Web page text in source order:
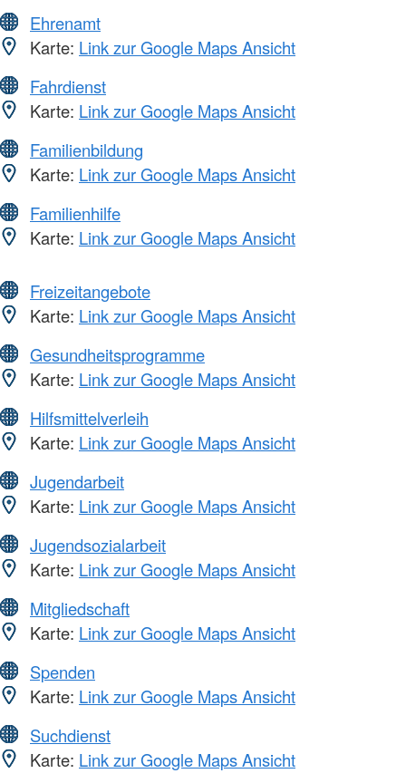
Ehrenamt
Karte: Link zur Google Maps Ansicht
Fahrdienst
Karte: Link zur Google Maps Ansicht
Familienbildung
Karte: Link zur Google Maps Ansicht
Familienhilfe
Karte: Link zur Google Maps Ansicht
Freizeitangebote
Karte: Link zur Google Maps Ansicht
Gesundheitsprogramme
Karte: Link zur Google Maps Ansicht
Hilfsmittelverleih
Karte: Link zur Google Maps Ansicht
Jugendarbeit
Karte: Link zur Google Maps Ansicht
Jugendsozialarbeit
Karte: Link zur Google Maps Ansicht
Mitgliedschaft
Karte: Link zur Google Maps Ansicht
Spenden
Karte: Link zur Google Maps Ansicht
Suchdienst
Karte: Link zur Google Maps Ansicht